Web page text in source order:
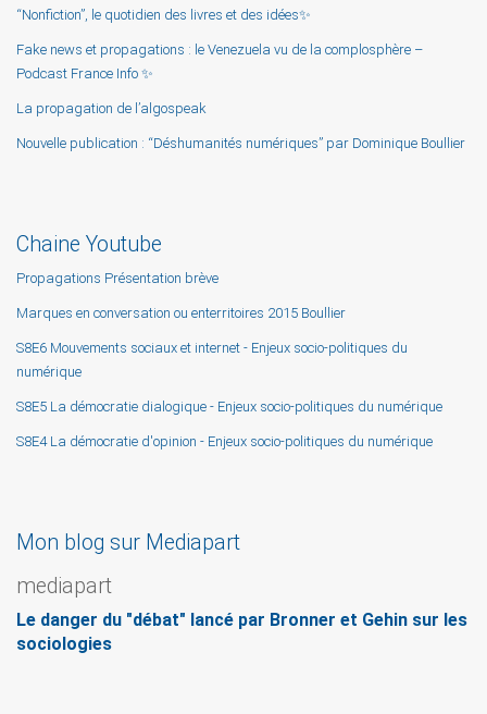
“Nonfiction”, le quotidien des livres et des idées✨
Fake news et propagations : le Venezuela vu de la complosphère –
Podcast France Info ✨
La propagation de l’algospeak
Nouvelle publication : “Déshumanités numériques” par Dominique Boullier
Chaine Youtube
Propagations Présentation brève
Marques en conversation ou enterritoires 2015 Boullier
S8E6 Mouvements sociaux et internet - Enjeux socio-politiques du
numérique
S8E5 La démocratie dialogique - Enjeux socio-politiques du numérique
S8E4 La démocratie d'opinion - Enjeux socio-politiques du numérique
Mon blog sur Mediapart
mediapart
Le danger du "débat" lancé par Bronner et Gehin sur les
sociologies